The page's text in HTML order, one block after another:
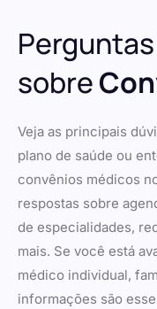
sobre
Veja as principais
plano de saúde ou
convênios médicos
respostas sobre
de especialidades,
mais. Se você está
médico individual,
informações são